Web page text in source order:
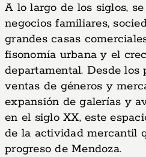
A lo largo de los siglos,
negocios familiares,
grandes casas
fisonomía urbana y el
departamental. Desde los
ventas de géneros y
expansión de galerías y
en el siglo XX, este
de la actividad mercantil
progreso de Mendoza.